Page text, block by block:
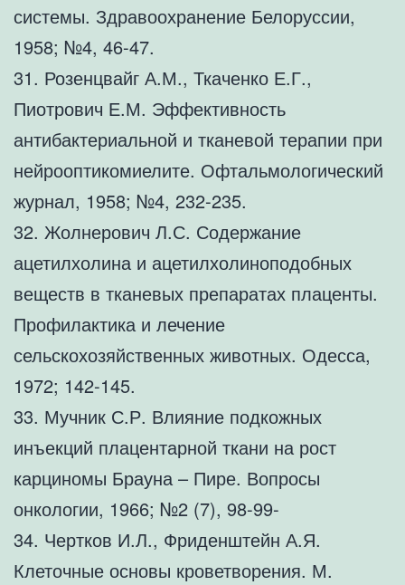
системы. Здравоохранение Белоруссии,
1958; №4, 46-47.
31. Розенцвайг А.М., Ткаченко Е.Г.,
Пиотрович Е.М. Эффективность
антибактериальной и тканевой терапии при
нейрооптикомиелите. Офтальмологический
журнал, 1958; №4, 232-235.
32. Жолнерович Л.С. Содержание
ацетилхолина и ацетилхолиноподобных
веществ в тканевых препаратах плаценты.
Профилактика и лечение
сельскохозяйственных животных. Одесса,
1972; 142-145.
33. Мучник С.Р. Влияние подкожных
инъекций плацентарной ткани на рост
карциномы Брауна – Пире. Вопросы
онкологии, 1966; №2 (7), 98-99-
34. Чертков И.Л., Фриденштейн А.Я.
Клеточные основы кроветворения. М.